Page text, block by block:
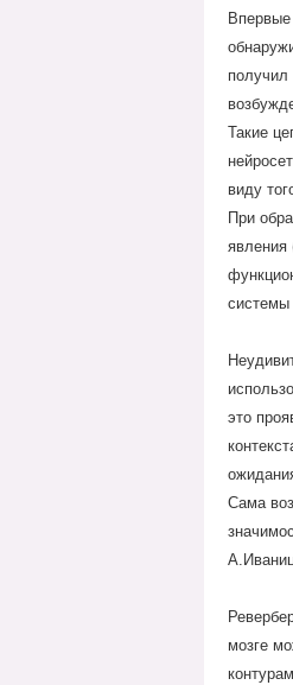
Впервые
получил
Такие
виду
При
явления
системы
это
Сама
мозге